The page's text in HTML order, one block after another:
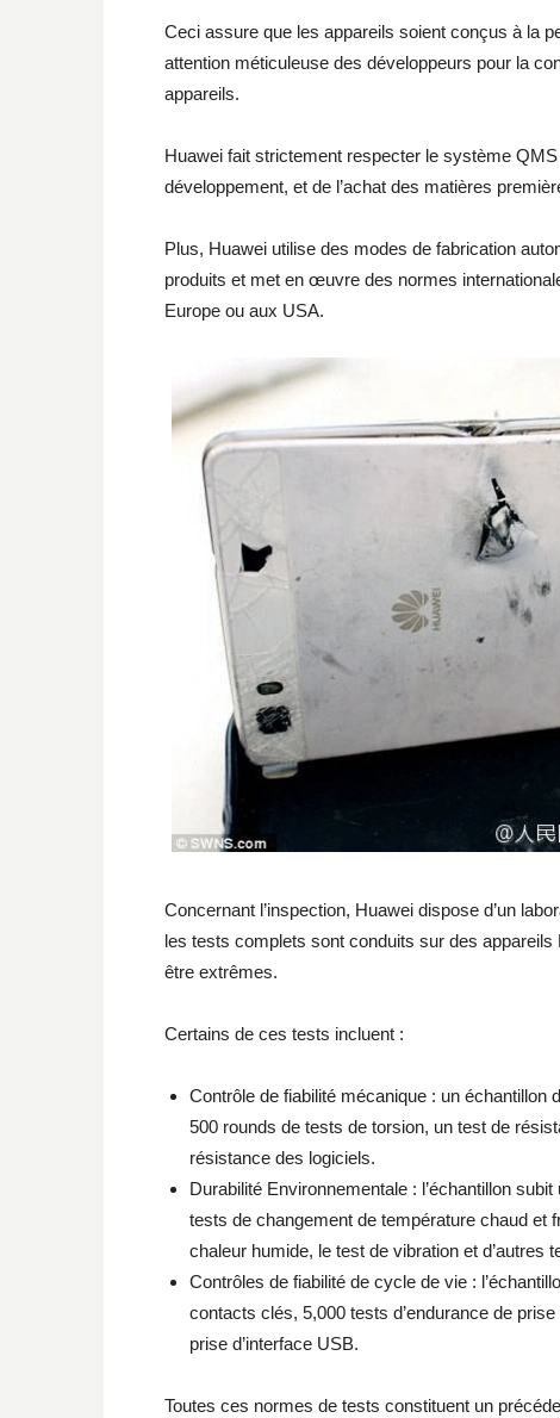
Ceci assure que les appareils soient conçus à la
attention méticuleuse des développeurs pour la
appareils.
Huawei fait strictement respecter le système
développement, et de l’achat des matières
Plus, Huawei utilise des modes de fabrication
produits et met en œuvre des normes
Europe ou aux USA.
Concernant l’inspection, Huawei dispose d’un
les tests complets sont conduits sur des
être extrêmes.
Certains de ces tests incluent :
Contrôle de fiabilité mécanique : un
500 rounds de tests de torsion, un test de
résistance des logiciels.
Durabilité Environnementale : l’échantillon
tests de changement de température chaud et
chaleur humide, le test de vibration et d’autres
Contrôles de fiabilité de cycle de vie :
contacts clés, 5,000 tests d’endurance de
prise d’interface USB.
Toutes ces normes de tests constituent un